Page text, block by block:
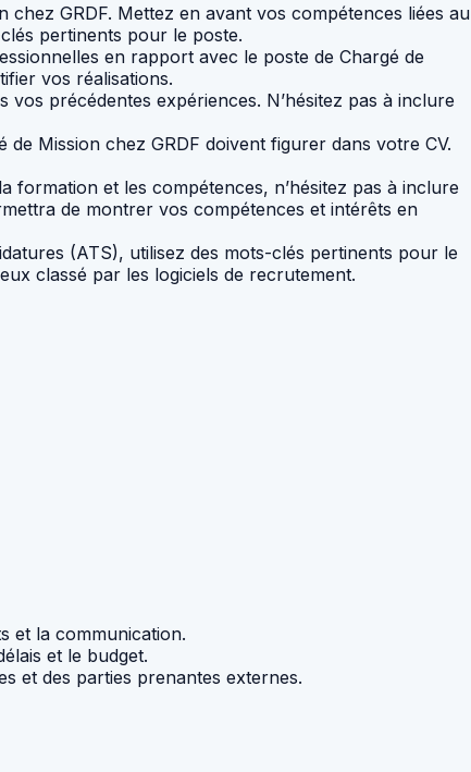
GRDF. Mettez en avant vos compétences liées au
pertinents pour le poste.
en rapport avec le poste de Chargé de
vos réalisations.
précédentes expériences. N’hésitez pas à inclure
Mission chez GRDF doivent figurer dans votre CV.
formation et les compétences, n’hésitez pas à inclure
de montrer vos compétences et intérêts en
(ATS), utilisez des mots-clés pertinents pour le
classé par les logiciels de recrutement.
et la communication.
et le budget.
et des parties prenantes externes.